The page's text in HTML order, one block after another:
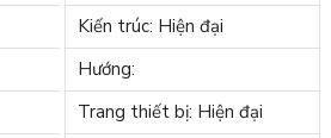
Kiến trúc: Hiện đại
Hướng:
Trang thiết bị: Hiện đại